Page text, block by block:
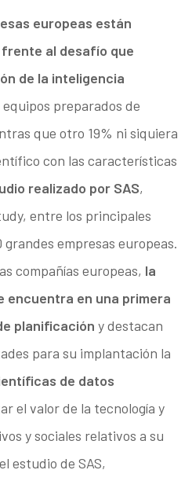
europeas están
al desafío que
de la inteligencia
preparados de
que otro 19% ni siquiera
con las características
realizado por SAS,
entre los principales
empresas europeas.
compañías europeas, la
encuentra en una primera
planificación y destacan
para su implantación la
de datos
el valor de la tecnología y
y sociales relativos a su
estudio de SAS,